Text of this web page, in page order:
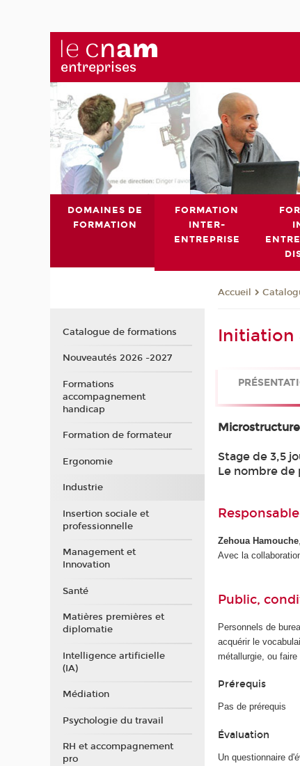
DOMAINES DE
FORMATION
FORMATION
INTER-
ENTREPRISE
Accueil
Initiation
Stage de 3,5
Le nombre de
Responsable
Zehoua Hamouche
Avec la
Public,
Personnels de
acquérir le
métallurgie, ou
Prérequis
Pas de prérequis
Évaluation
Un questionnaire
Catalogue de formations
Nouveautés 2026 -2027
Formations
accompagnement
handicap
Formation de formateur
Ergonomie
Industrie
Insertion sociale et
professionnelle
Management et
Innovation
Santé
Matières premières et
diplomatie
Intelligence artificielle
(IA)
Médiation
Psychologie du travail
RH et accompagnement
pro